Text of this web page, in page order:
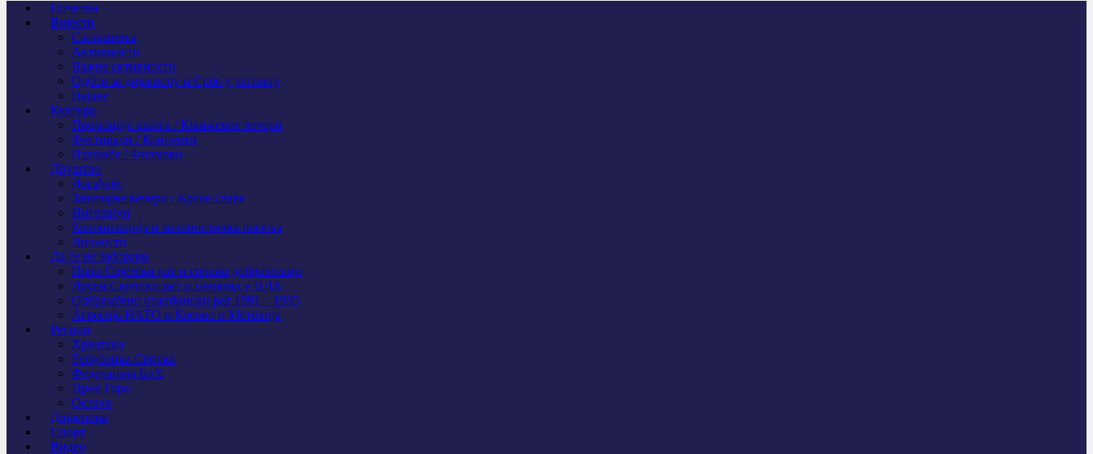
Почетна
Вијести
Саопштења
Активности
Важне активности
Одбор за дијаспору и Србе у региону
Најаве
Култура
Промоције књига / Књижевне вечери
Фестивали / Концерти
Изложбе / Филмови
Друштво
Догађаји
Завичајне вечери / Крсне славе
Интервјуи
Колонизација и колонистичка насеља
Личности
Да се не заборави
Први Свјeтски рат и српски добровољци
Други Свјетски рат и геноцид у НДХ
Одбрамбено отаџбински рат 1991 – 1995
Агресија НАТО и Косово и Метохија
Регион
Хрватска
Република Српска
Федерација БиХ
Црна Гора
Остало
Дијаспора
Спорт
Видео